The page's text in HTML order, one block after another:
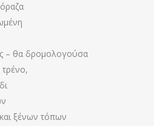
– θα δρομολογούσα
ξένων τόπων